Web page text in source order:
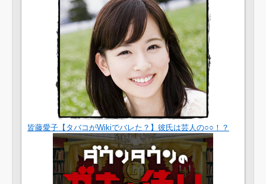
皆藤愛子【タバコがWikiでバレた？】彼氏は芸人の○○！？